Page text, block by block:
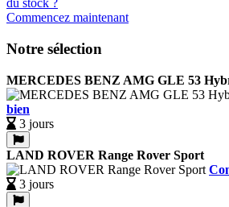
Commencez maintenant
Notre sélection
MERCEDES BENZ AMG GLE 53
bien
3 jours
LAND ROVER Range Rover Sport
3 jours